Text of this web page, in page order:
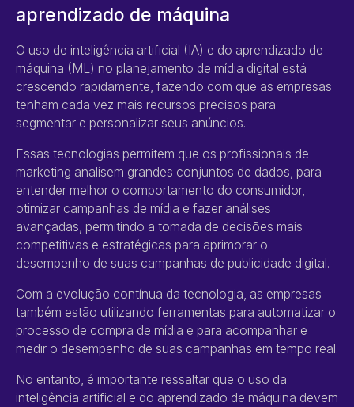
aprendizado de máquina
O uso de inteligência artificial (IA) e do aprendizado de
máquina (ML) no planejamento de mídia digital está
crescendo rapidamente, fazendo com que as empresas
tenham cada vez mais recursos precisos para
segmentar e personalizar seus anúncios.
Essas tecnologias permitem que os profissionais de
marketing analisem grandes conjuntos de dados, para
entender melhor o comportamento do consumidor,
otimizar campanhas de mídia e fazer análises
avançadas, permitindo a tomada de decisões mais
competitivas e estratégicas para aprimorar o
desempenho de suas campanhas de publicidade digital.
Com a evolução contínua da tecnologia, as empresas
também estão utilizando ferramentas para automatizar o
processo de compra de mídia e para acompanhar e
medir o desempenho de suas campanhas em tempo real.
No entanto, é importante ressaltar que o uso da
inteligência artificial ​​e do aprendizado de máquina devem